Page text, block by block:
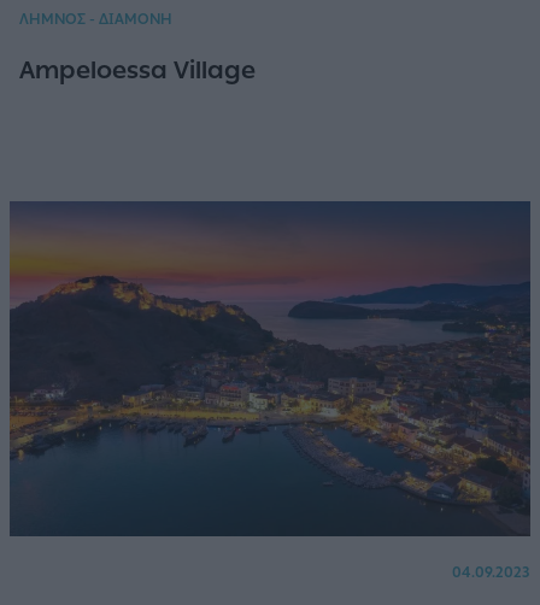
ΛΗΜΝΟΣ - ΔΙΑΜΟΝΗ
Ampeloessa Village
04.09.2023